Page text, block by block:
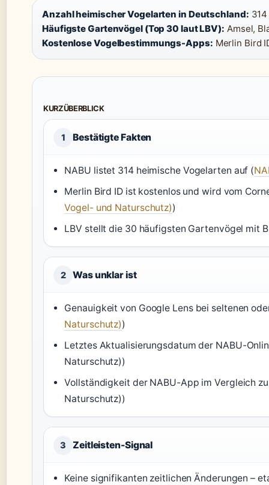
Anzahl heimischer Vogelarten in Deutschland: 314
Häufigste Gartenvögel (Top 30 laut LBV): Amsel,
Kostenlose Vogelbestimmungs-Apps: Merlin Bird
KURZÜBERBLICK
1 Bestätigte Fakten
NABU listet 314 heimische Vogelarten auf (
Merlin Bird ID ist kostenlos und wird vom
Vogel- und Naturschutz))
LBV stellt die 30 häufigsten Gartenvögel mit
2 Was unklar ist
Genauigkeit von Google Lens bei seltenen
Naturschutz))
Letztes Aktualisierungsdatum der NABU-
Naturschutz))
Vollständigkeit der NABU-App im Vergleich
Naturschutz))
3 Zeitleisten-Signal
Keine signifikanten zeitlichen Änderungen –